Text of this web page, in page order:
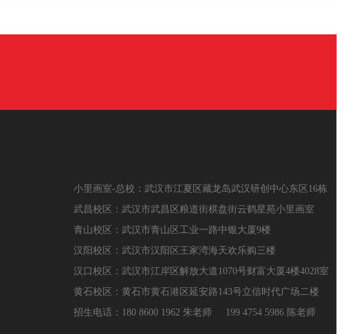
小里画室-总校：武汉市江夏区藏龙岛武汉研创中心东区16栋
武昌校区：武汉市武昌区粮道街棋盘街云鹤星苑小里画室
青山校区：武汉市青山区工业一路中银大厦9楼
汉阳校区：武汉市汉阳区王家湾海天欢乐购三楼
汉口校区：武汉市江岸区解放大道1070号财富大厦4楼4028室
黄石校区：黄石市黄石港区延安路143号立信时代广场二楼
招生电话：180 8600 1962 朱老师 199 4754 5986 陈老师